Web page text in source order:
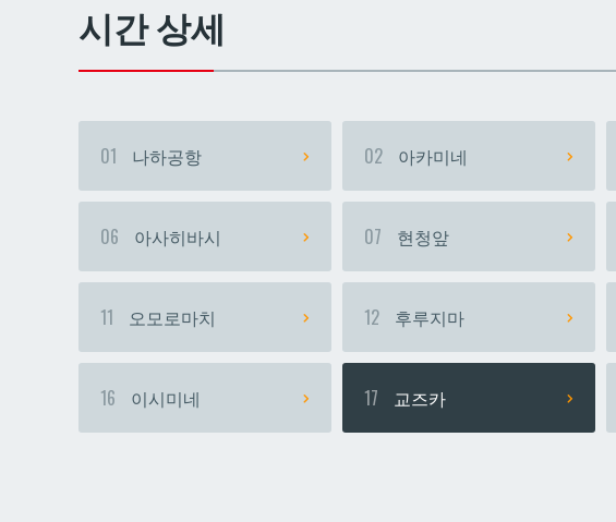
시간 상세
01 나하공항 02 아카미네
06 아사히바시 07 현청앞
11 오모로마치 12 후루지마
16 이시미네 17 교즈카